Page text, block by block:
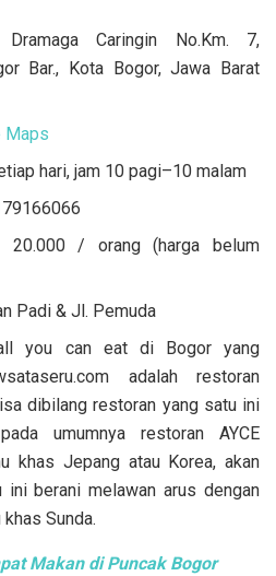
Caringin No.Km. 7,
Bar., Kota Bogor, Jawa Barat
Maps
hari, jam 10 pagi–10 malam
20.000 / orang (harga belum
Padi & Jl. Pemuda
all you can eat di Bogor yang
adalah restoran
dibilang restoran yang satu ini
umumnya restoran AYCE
khas Jepang atau Korea, akan
berani melawan arus dengan
Sunda.
Makan di Puncak Bogor